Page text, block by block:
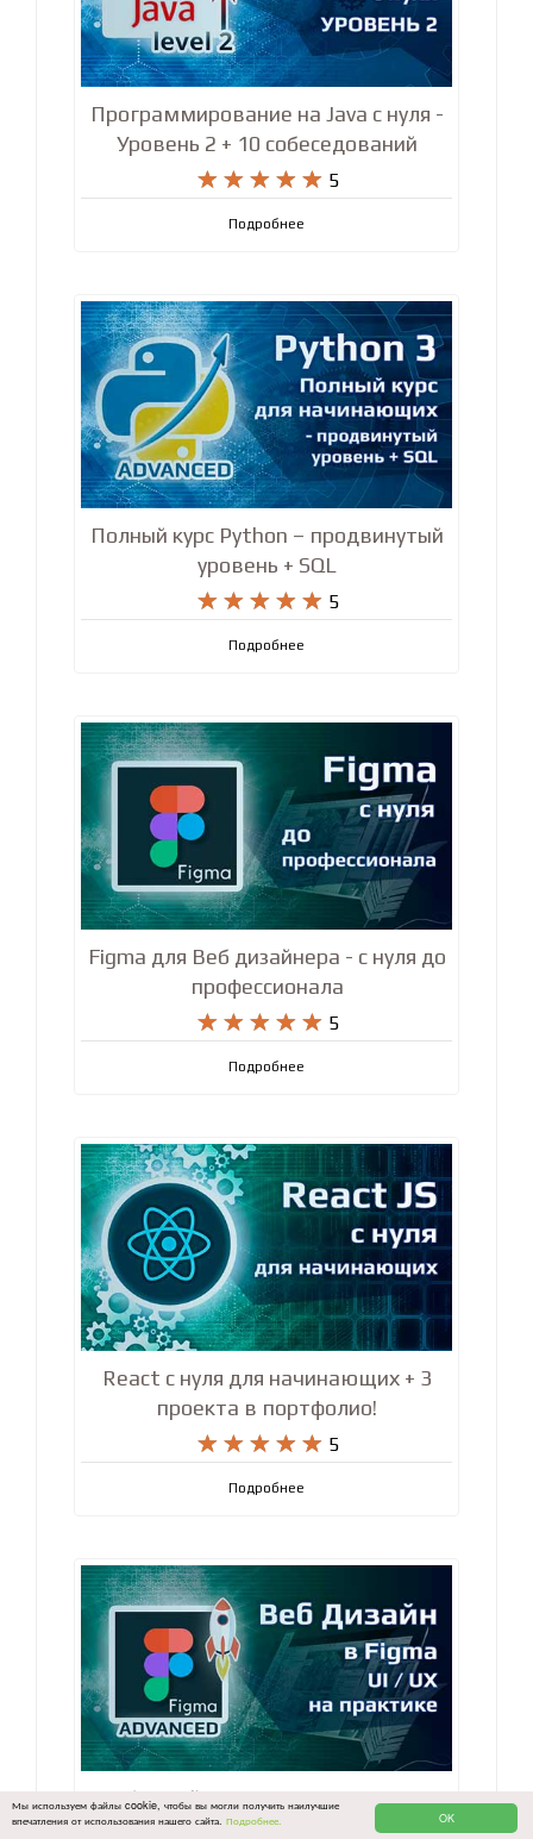
OK
Мы используем файлы cookie, чтобы вы могли получить наилучшие
впечатления от использования нашего сайта. Подробнее.
Программирование на Java с нуля -
Уровень 2 + 10 собеседований
    
     5
Подробнее
Полный курс Python – продвинутый
уровень + SQL
    
     5
Подробнее
Figma для Веб дизайнера - с нуля до
профессионала
    
     5
Подробнее
React с нуля для начинающих + 3
проекта в портфолио!
    
     5
Подробнее
Веб Дизайн в Figma. Основы Ui Ux
дизайна на практике